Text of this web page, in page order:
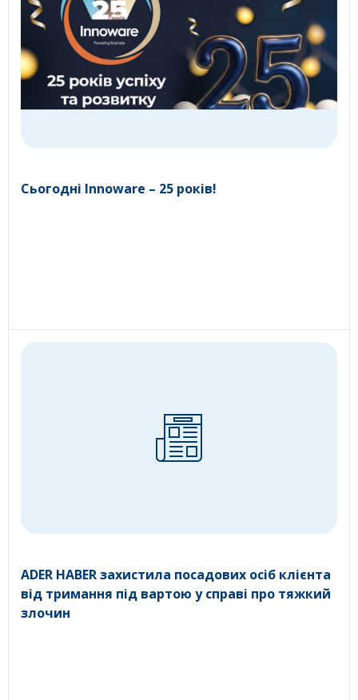
Сьогодні Innoware – 25 років!
ADER HABER захистила посадових осіб клієнта
від тримання під вартою у справі про тяжкий
злочин